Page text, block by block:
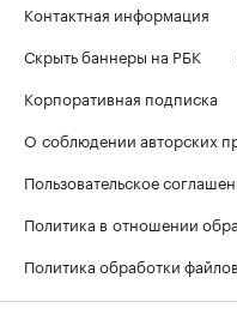
Контактная информация
Скрыть баннеры на РБК
Корпоративная подписка
О соблюдении авторских
Пользовательское
Политика в отношении
Политика обработки